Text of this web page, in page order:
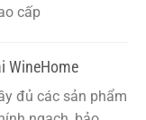
cấp
WineHome
đủ các sản phẩm